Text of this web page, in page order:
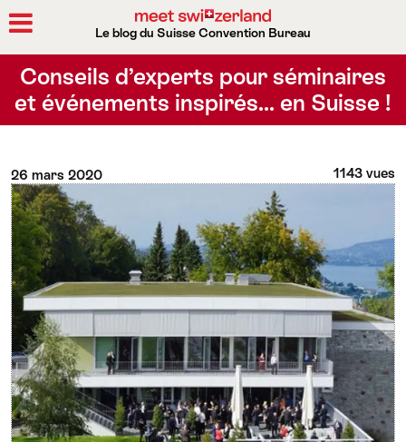
Le blog du Suisse Convention Bureau
Conseils d’experts pour séminaires
et événements inspirés… en Suisse !
26 mars 2020 1143 vues